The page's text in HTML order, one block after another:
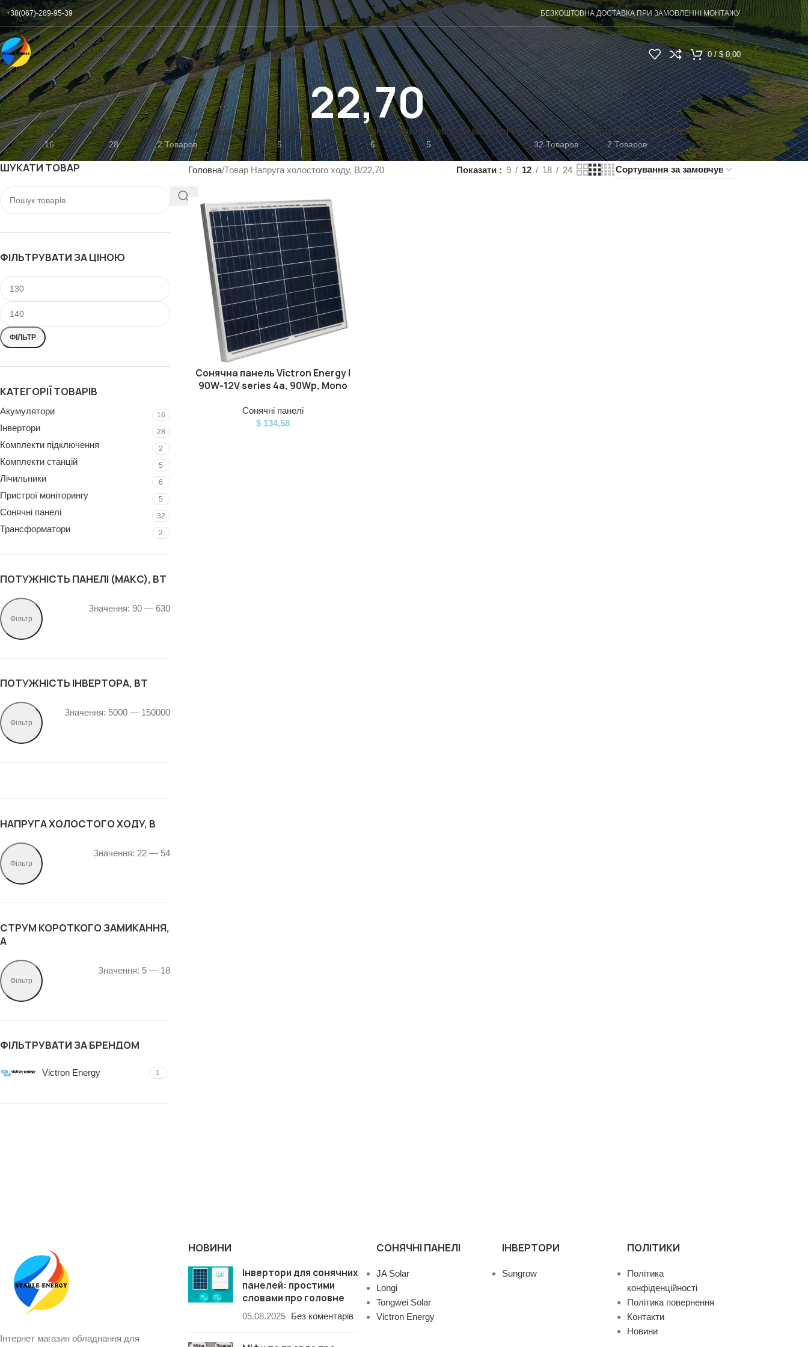
+38(067)-289-95-39 БЕЗКОШТОВНА ДОСТАВКА ПРИ ЗАМОВЛЕННІ МОНТАЖУ
ГОЛОВНАТОП ПРОДАЖІВМАГАЗИНМОНТАЖПРО НАСКОНТАКТИ 0/ $0,00
22,70
АКУМУЛЯТОРИ
16
ІНВЕРТОРИ
28
КОМПЛЕКТИ ПІДКЛЮЧЕННЯ
2 Товаров
КОМПЛЕКТИ СТАНЦІЙ
5
ЛІЧИЛЬНИКИ
6
ПРИСТРОЇ МОНІТОРИНГУ
5
СОНЯЧНІ ПАНЕЛІ
32 Товаров
ТРАНСФОРМАТОРИ
2 Товаров
ШУКАТИ ТОВАР
ФІЛЬТРУВАТИ ЗА ЦІНОЮ
ФІЛЬТР
КАТЕГОРІЇ ТОВАРІВ
Акумулятори 16
Інвертори 28
Комплекти підключення 2
Комплекти станцій 5
Лічильники 6
Пристрої моніторингу 5
Сонячні панелі 32
Трансформатори 2
ПОТУЖНІСТЬ ПАНЕЛІ (МАКС), ВТ
Фільтр
Значення: 90— 630
ПОТУЖНІСТЬ ІНВЕРТОРА, ВТ
Фільтр
Значення: 5000— 150000
НАПРУГА ХОЛОСТОГО ХОДУ, В
Фільтр
Значення: 22— 54
СТРУМ КОРОТКОГО ЗАМИКАННЯ,
А
Фільтр
Значення: 5— 18
ФІЛЬТРУВАТИ ЗА БРЕНДОМ
Victron Energy 1
Головна Товар Напруга холостого ходу, В 22,70 Показати 9 12 18 24
ДОДАТИ В КОШИК
Сонячна панель Victron Energy |
90W-12V series 4a, 90Wp, Mono
Сонячні панелі
$ 134,58
Інтернет магазин обладнання для
НОВИНИ
Інвертори для сонячних
панелей: простими
словами про головне
05.08.2025 Без коментарів
СОНЯЧНІ ПАНЕЛІ
JA Solar
Longi
Tongwei Solar
Victron Energy
ІНВЕРТОРИ
Sungrow
ПОЛІТИКИ
Політика
конфіденційності
Політика повернення
Контакти
Новини